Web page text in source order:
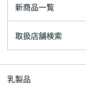
新商品一覧
取扱店舗検索
乳製品